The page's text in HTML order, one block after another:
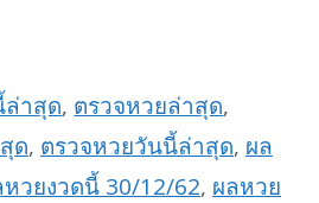
ล่าสุด, ตรวจหวยล่าสุด,
ด, ตรวจหวยวันนี้ล่าสุด, ผล
วยงวดนี้ 30/12/62, ผลหวย